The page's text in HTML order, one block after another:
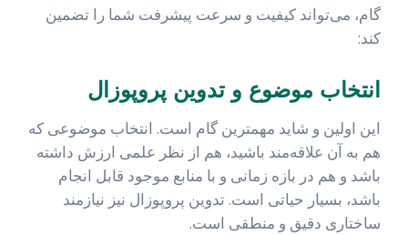
گام، می‌تواند کیفیت و سرعت پیشرفت شما را تضمین
کند:
انتخاب موضوع و تدوین پروپوزال
این اولین و شاید مهمترین گام است. انتخاب موضوعی که
هم به آن علاقه‌مند باشید، هم از نظر علمی ارزش داشته
باشد و هم در بازه زمانی و با منابع موجود قابل انجام
باشد، بسیار حیاتی است. تدوین پروپوزال نیز نیازمند
ساختاری دقیق و منطقی است.